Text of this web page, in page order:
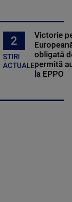
2
ȘTIRI
ACTUALE
Victorie
obligată
permită
la EPPO